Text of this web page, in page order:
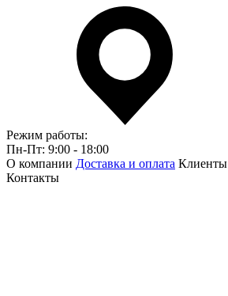
Режим работы:
Пн-Пт: 9:00 - 18:00
О компании Доставка и оплата Клиенты
Контакты